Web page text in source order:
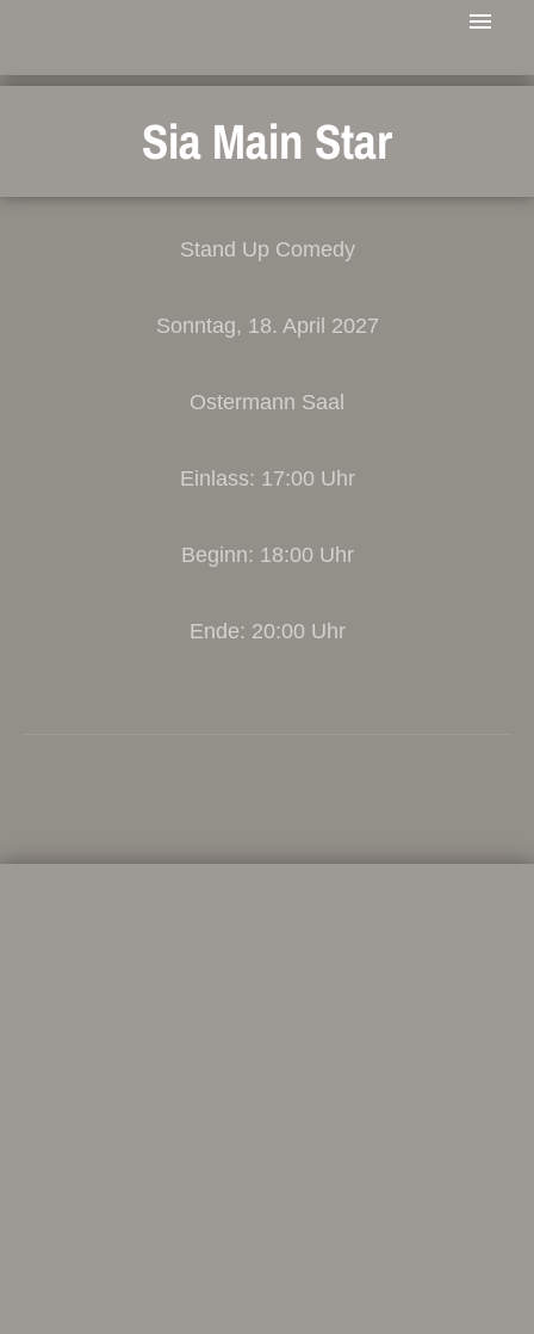
Sia Main Star
Stand Up Comedy
Sonntag, 18. April 2027
Ostermann Saal
Einlass: 17:00 Uhr
Beginn: 18:00 Uhr
Ende: 20:00 Uhr